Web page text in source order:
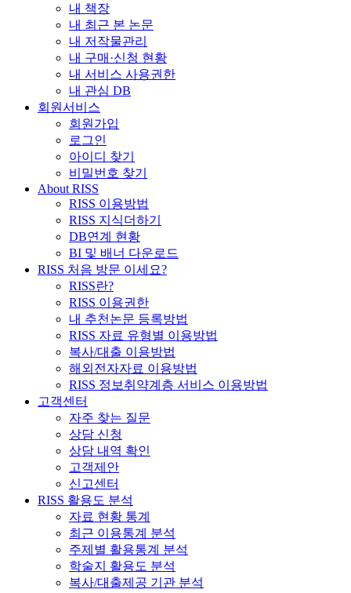
내 책장
내 최근 본 논문
내 저작물관리
내 구매·신청 현황
내 서비스 사용권한
내 관심 DB
회원서비스
회원가입
로그인
아이디 찾기
비밀번호 찾기
About RISS
RISS 이용방법
RISS 지식더하기
DB연계 현황
BI 및 배너 다운로드
RISS 처음 방문 이세요?
RISS란?
RISS 이용권한
내 추천논문 등록방법
RISS 자료 유형별 이용방법
복사/대출 이용방법
해외전자자료 이용방법
RISS 정보취약계층 서비스 이용방법
고객센터
자주 찾는 질문
상담 신청
상담 내역 확인
고객제안
신고센터
RISS 활용도 분석
자료 현황 통계
최근 이용통계 분석
주제별 활용통계 분석
학술지 활용도 분석
복사/대출제공 기관 분석